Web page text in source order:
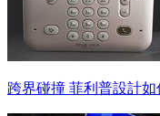
跨界碰撞 菲利普設計